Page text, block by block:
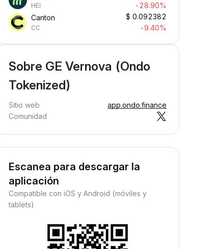
HEI
-28.90%
Canton
CC
$ 0.092382
-9.40%
Sobre GE Vernova (Ondo
Tokenized)
Sitio web
app.ondo.finance
Comunidad
Escanea para descargar la
aplicación
Compatible con iOS y Android (móviles y
tablets)